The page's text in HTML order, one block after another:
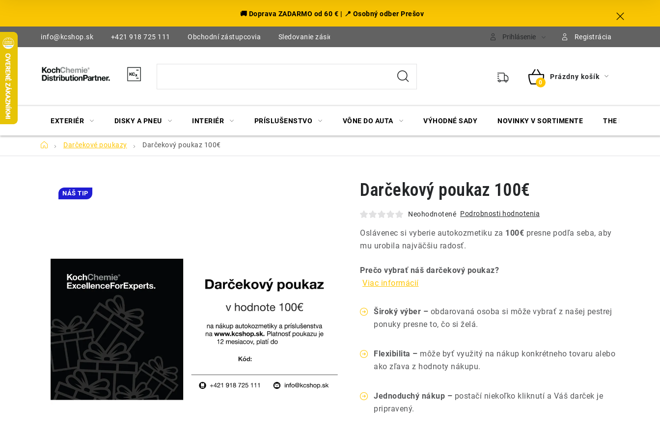
obsah
🚚 Doprava ZADARMO od 60 € | 📍 Osobný odber Prešov
info@kcshop.sk +421 918 725 111 Obchodní zástupcovia Sledovanie zásielky Prihlásenie Registrácia
NÁKUPNÝ
Prázdny košík
EXTERIÉR DISKY A PNEU INTERIÉR PRÍSLUŠENSTVO VÔNE DO AUTA VÝHODNÉ SADY NOVINKY V SORTIMENTE THE FINISHER
DomovDarčekové poukazy Darčekový poukaz 100€
Darčekový poukaz 100€
Neohodnotené Podrobnosti hodnotenia
Oslávenec si vyberie autokozmetiku za 100€ presne podľa seba, aby
mu urobila najväčšiu radosť.
Prečo vybrať náš darčekový poukaz?
Viac informácií
Široký výber – obdarovaná osoba si môže vybrať z našej pestrej
ponuky presne to, čo si želá.
Flexibilita – môže byť využitý na nákup konkrétneho tovaru alebo
ako zľava z hodnoty nákupu.
Jednoduchý nákup – postačí niekoľko kliknutí a Váš darček je
pripravený.
NÁŠ TIP